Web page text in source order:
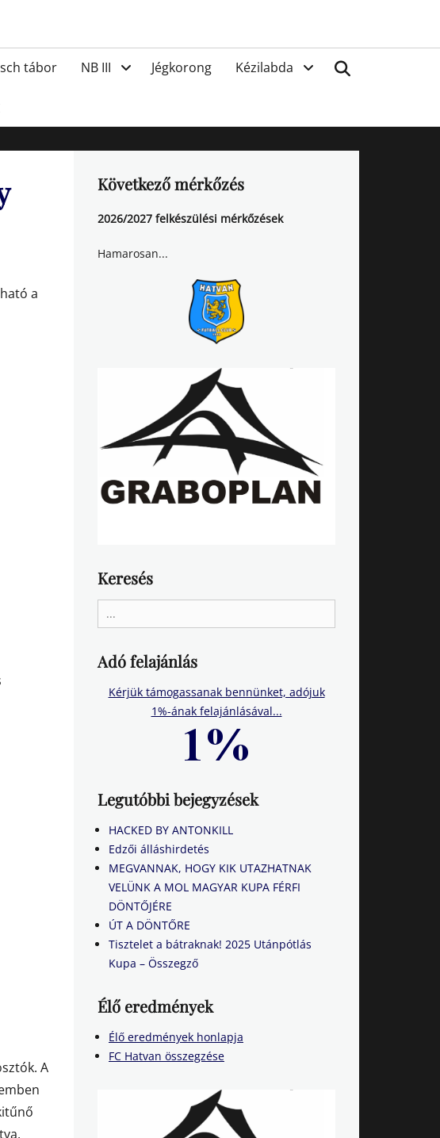
tábor NB III Jégkorong Kézilabda
a
A
Következő mérkőzés
2026/2027 felkészülési mérkőzések
Hamarosan...
Keresés
for:
Adó felajánlás
Kérjük támogassanak bennünket, adójuk
1%-ának felajánlásával...
Legutóbbi bejegyzések
HACKED BY ANTONKILL
Edzői álláshirdetés
MEGVANNAK, HOGY KIK UTAZHATNAK
VELÜNK A MOL MAGYAR KUPA FÉRFI
DÖNTŐJÉRE
ÚT A DÖNTŐRE
Tisztelet a bátraknak! 2025 Utánpótlás
Kupa – Összegző
Élő eredmények
Élő eredmények honlapja
FC Hatvan összegzése